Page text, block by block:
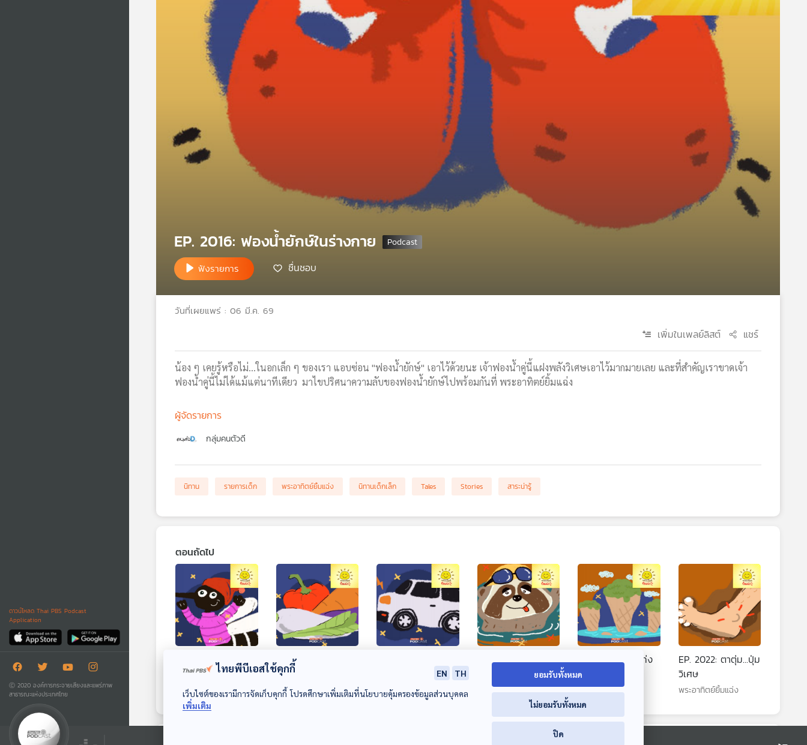
ดาวน์โหลด Thai PBS Podcast
Application
Ⓒ 2020 องค์การกระจายเสียงและแพร่ภาพ
สาธารณะแห่งประเทศไทย
EP. 2016: ฟองน้ำยักษ์ในร่างกาย
ฟังรายการ ชื่นชอบ
วันที่เผยแพร่ : 06 มี.ค. 69
เพิ่มในเพลย์ลิสต์ แชร์
น้อง ๆ เคยรู้หรือไม่...ในอกเล็ก ๆ ของเรา แอบซ่อน "ฟองน้ำยักษ์" เอาไว้ด้วยนะ เจ้าฟองน้ำคู่นี้แฝงพลังวิเศษเอาไว้มากมายเลย และที่สำคัญเราขาดเจ้า
ฟองน้ำคู่นี้ไม่ได้แม้แต่นาทีเดียว มาไขปริศนาความลับของฟองน้ำยักษ์ไปพร้อมกันที่ พระอาทิตย์ยิ้มแฉ่ง
ผู้จัดรายการ
กลุ่มคนตัวดี
นิทาน รายการเด็ก พระอาทิตย์ยิ้มแฉ่ง นิทานเด็กเล็ก Tales Stories สาระน่ารู้
ตอนถัดไป
EP. 2017: ยุงชอบ
ร้อนหรือหลงรักหนาว
พระอาทิตย์ยิ้มแฉ่ง
EP. 2018: ตะลุย
อาณาจักร ผัก 5 สี
พระอาทิตย์ยิ้มแฉ่ง
ภาษาลับของรถยนต์
พระอาทิตย์ยิ้มแฉ่ง
EP. 2020: สลอธ
(Sloth) นักว่ายน้ำ
พระอาทิตย์ยิ้มแฉ่ง
EP. 2021: ภูเขาแท่ง
ไอติม
พระอาทิตย์ยิ้มแฉ่ง
EP. 2022: ตาตุ่ม...ปุ่ม
วิเศษ
พระอาทิตย์ยิ้มแฉ่ง
ไทยพีบีเอสใช้คุกกี้ EN
TH
เว็บไซต์ของเรามีการจัดเก็บคุกกี้ โปรดศึกษาเพิ่มเติมที่นโยบายคุ้มครองข้อมูลส่วนบุคคล
เพิ่มเติม
ยอมรับทั้งหมด
ไม่ยอมรับทั้งหมด
ปิด